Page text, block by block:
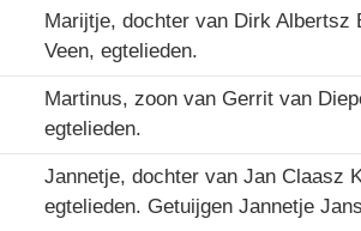
Marijtje, dochter van Dirk Albertsz
Veen, egtelieden.
Martinus, zoon van Gerrit van
egtelieden.
Jannetje, dochter van Jan Claasz
egtelieden. Getuijgen Jannetje